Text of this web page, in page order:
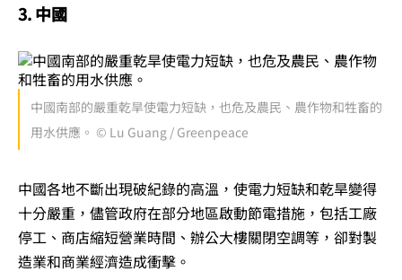
3. 中國
中國南部的嚴重乾旱使電力短缺，也危及農民、農作物和牲畜的
用水供應。 © Lu Guang / Greenpeace
中國各地不斷出現破紀錄的高溫，使電力短缺和乾旱變得
十分嚴重，儘管政府在部分地區啟動節電措施，包括工廠
停工、商店縮短營業時間、辦公大樓關閉空調等， 卻對製
造業和商業經濟造成衝擊。